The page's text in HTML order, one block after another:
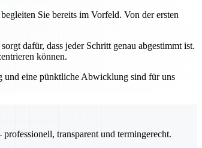
Sie bereits im Vorfeld. Von der ersten
dafür, dass jeder Schritt genau abgestimmt ist.
können.
und eine pünktliche Abwicklung sind für uns
transparent und termingerecht.